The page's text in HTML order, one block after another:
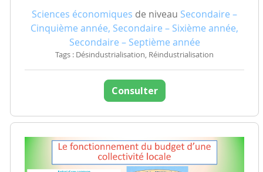
Sciences économiques de niveau Secondaire –
Cinquième année, Secondaire – Sixième année,
Secondaire – Septième année
Tags : Désindustrialisation, Réindustrialisation
Consulter